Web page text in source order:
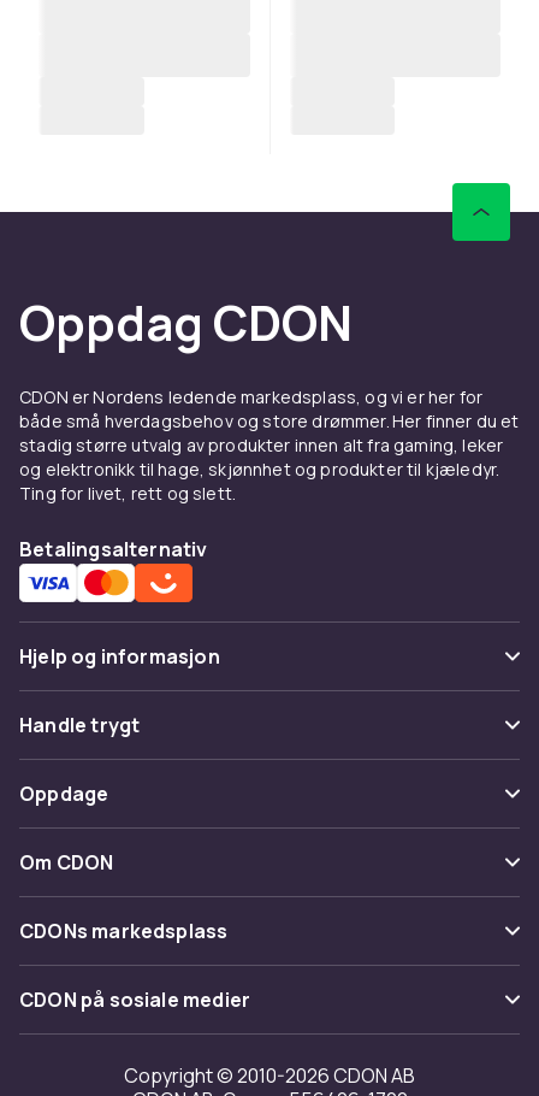
Oppdag CDON
CDON er Nordens ledende markedsplass, og vi er her for
både små hverdagsbehov og store drømmer. Her finner du et
stadig større utvalg av produkter innen alt fra gaming, leker
og elektronikk til hage, skjønnhet og produkter til kjæledyr.
Ting for livet, rett og slett.
Betalingsalternativ
Hjelp og informasjon
Vanlige spørsmål
Spor pakke
Angre & returner her
Kontakt oss
Handle trygt
Betaling
Levering
Tilbakekallinger
Oppdage
Kategorier
Varemerker
Om CDON
Om oss
Kundeanmeldelser
Jobbe på CDON
Investor relations
CDONs markedsplass
Merchant Help Center
CDON på sosiale medier
Copyright © 2010-2026 CDON AB